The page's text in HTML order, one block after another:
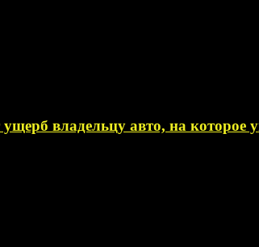
владельцу авто, на которое